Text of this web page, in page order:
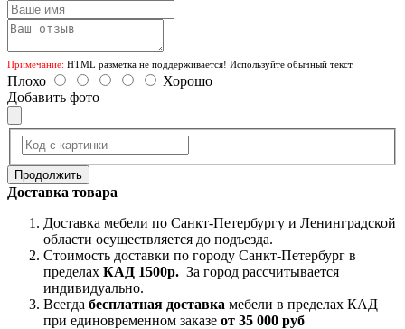
Примечание: HTML разметка не поддерживается! Используйте обычный текст.
Плохо
Хорошо
Добавить фото
Продолжить
Доставка товара
Доставка мебели по Санкт-Петербургу и Ленинградской
области осуществляется до подъезда.
Стоимость доставки по городу Санкт-Петербург в
пределах КАД 1500р. За город рассчитывается
индивидуально.
Всегда бесплатная доставка мебели в пределах КАД
при единовременном заказе от 35 000 руб